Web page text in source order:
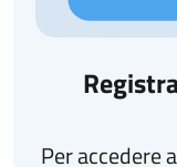
Per accedere